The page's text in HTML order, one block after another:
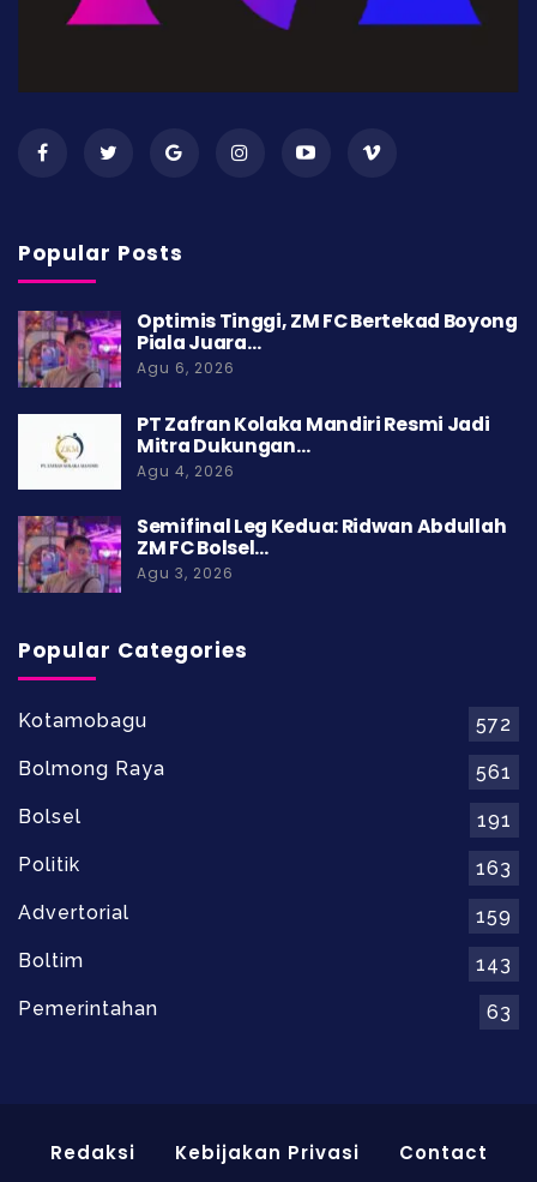
Popular Posts
Optimis Tinggi, ZM FC Bertekad Boyong
Piala Juara…
Agu 6, 2026
PT Zafran Kolaka Mandiri Resmi Jadi
Mitra Dukungan…
Agu 4, 2026
Semifinal Leg Kedua: Ridwan Abdullah
ZM FC Bolsel…
Agu 3, 2026
Popular Categories
Kotamobagu
572
Bolmong Raya
561
Bolsel
191
Politik
163
Advertorial
159
Boltim
143
Pemerintahan
63
Redaksi Kebijakan Privasi Contact